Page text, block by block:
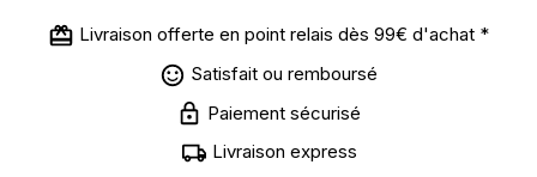
Livraison offerte en point relais dès 99€ d'achat *
Satisfait ou remboursé
Paiement sécurisé
Livraison express